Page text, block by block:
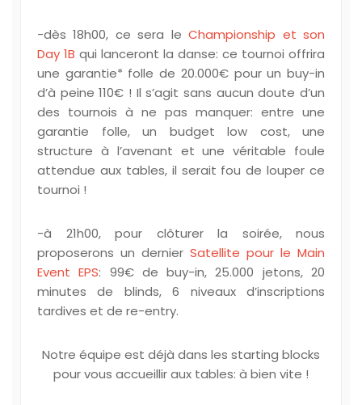
-dès 18h00, ce sera leChampionship et son
Day 1B qui lanceront la danse: ce tournoi offrira
une garantie* folle de 20.000€ pour un buy-in
d’à peine 110€ ! Il s’agit sans aucun doute d’un
des tournois à ne pas manquer: entre une
garantie folle, un budget low cost, une
structure à l’avenant et une véritable foule
attendue aux tables, il serait fou de louper ce
tournoi !
-à 21h00, pour clôturer la soirée, nous
proposerons un dernier Satellite pour le Main
Event EPS: 99€ de buy-in, 25.000 jetons, 20
minutes de blinds, 6 niveaux d’inscriptions
tardives et de re-entry.
Notre équipe est déjà dans les starting blocks
pour vous accueillir aux tables: à bien vite !